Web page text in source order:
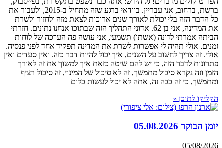
ברשת, ברחוב, אני עבריין. בוודאי ברגע שזה מתחיל ב-2015, ולעבור את
כל הדבר הזה בלי יכולת לאורך שנים ארוכות לצאת מזה ולחזור ולשרת
את המדינה, אני בן 62. אדוני התהליך הזה שבתוכו אנחנו נתונים. חזרתי
הביתה אמרתי לדונה (אשתו) תשמעי, אני עושה פה הערכה של לוחות
זמנים, אולי תהיה לי אפשרות לשרת את המדינה תפקיד אחד לפני פנסיה,
אולי. זה צריך לחשוב על השנים, איך יכול להיות דבר כזה. ואין סעדים ואין
פתרונות לדבר הזה, כי יש להם שיטה כזאת איך למשוך את זה לאורך
הזמן וזה נקרא סיכול מתמשך, זה לא סיכול של המינוי, זה סיכול רציף
ומתמשך, כי זה ככה זה, אתה לא יכול לעשות כלום
הקליקו לתוכן »
יומן הבוקר 05.08.2026
05/08/2026